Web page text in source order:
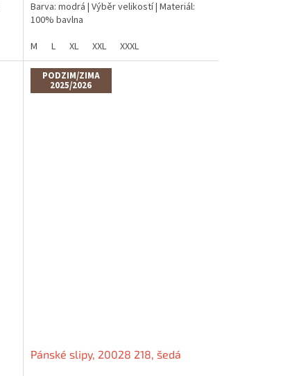
Barva: modrá | Výběr velikostí | Materiál:
100% bavlna
M
L XL XXL XXXL
PODZIM/ZIMA
2025/2026
Pánské slipy, 20028 218, šedá